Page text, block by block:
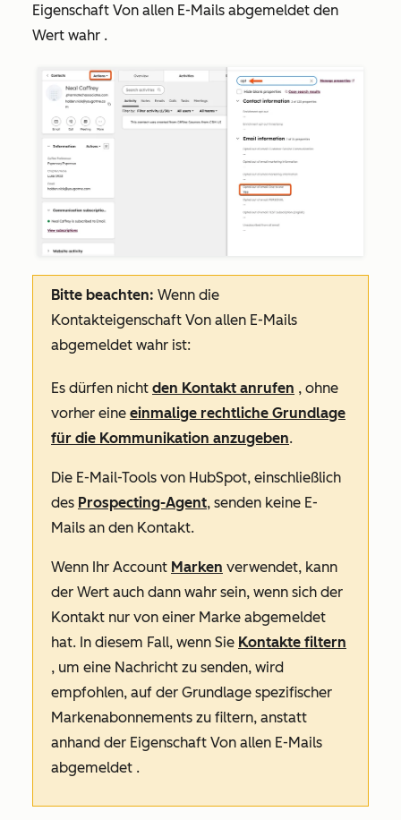
Eigenschaft Von allen E-Mails abgemeldet den
Wert wahr .
Bitte beachten: Wenn die
Kontakteigenschaft Von allen E-Mails
abgemeldet wahr ist:
Es dürfen nicht den Kontakt anrufen , ohne
vorher eine einmalige rechtliche Grundlage
für die Kommunikation anzugeben.
Die E-Mail-Tools von HubSpot, einschließlich
des Prospecting-Agent, senden keine E-
Mails an den Kontakt.
Wenn Ihr Account Marken verwendet, kann
der Wert auch dann wahr sein, wenn sich der
Kontakt nur von einer Marke abgemeldet
hat. In diesem Fall, wenn Sie Kontakte filtern
, um eine Nachricht zu senden, wird
empfohlen, auf der Grundlage spezifischer
Markenabonnements zu filtern, anstatt
anhand der Eigenschaft Von allen E-Mails
abgemeldet .